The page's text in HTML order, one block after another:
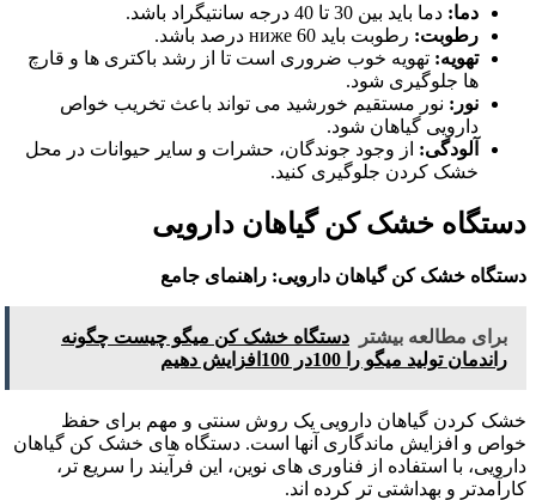
دما: دما باید بین 30 تا 40 درجه سانتیگراد باشد.
رطوبت: رطوبت باید ниже 60 درصد باشد.
تهویه: تهویه خوب ضروری است تا از رشد باکتری ها و قارچ
ها جلوگیری شود.
نور: نور مستقیم خورشید می تواند باعث تخریب خواص
دارویی گیاهان شود.
آلودگی: از وجود جوندگان، حشرات و سایر حیوانات در محل
خشک کردن جلوگیری کنید.
دستگاه خشک کن گیاهان دارویی
دستگاه خشک کن گیاهان دارویی: راهنمای جامع
برای مطالعه بیشتر
دستگاه خشک کن میگو چیست چگونه
راندمان تولید میگو را 100در 100افزایش دهیم
خشک کردن گیاهان دارویی یک روش سنتی و مهم برای حفظ
خواص و افزایش ماندگاری آنها است. دستگاه های خشک کن گیاهان
دارویی، با استفاده از فناوری های نوین، این فرآیند را سریع تر،
کارآمدتر و بهداشتی تر کرده اند.